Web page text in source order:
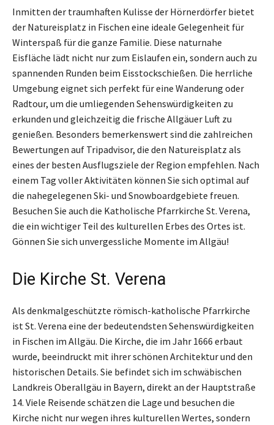
Inmitten der traumhaften Kulisse der Hörnerdörfer bietet
der Natureisplatz in Fischen eine ideale Gelegenheit für
Winterspaß für die ganze Familie. Diese naturnahe
Eisfläche lädt nicht nur zum Eislaufen ein, sondern auch zu
spannenden Runden beim Eisstockschießen. Die herrliche
Umgebung eignet sich perfekt für eine Wanderung oder
Radtour, um die umliegenden Sehenswürdigkeiten zu
erkunden und gleichzeitig die frische Allgäuer Luft zu
genießen. Besonders bemerkenswert sind die zahlreichen
Bewertungen auf Tripadvisor, die den Natureisplatz als
eines der besten Ausflugsziele der Region empfehlen. Nach
einem Tag voller Aktivitäten können Sie sich optimal auf
die nahegelegenen Ski- und Snowboardgebiete freuen.
Besuchen Sie auch die Katholische Pfarrkirche St. Verena,
die ein wichtiger Teil des kulturellen Erbes des Ortes ist.
Gönnen Sie sich unvergessliche Momente im Allgäu!
Die Kirche St. Verena
Als denkmalgeschützte römisch-katholische Pfarrkirche
ist St. Verena eine der bedeutendsten Sehenswürdigkeiten
in Fischen im Allgäu. Die Kirche, die im Jahr 1666 erbaut
wurde, beeindruckt mit ihrer schönen Architektur und den
historischen Details. Sie befindet sich im schwäbischen
Landkreis Oberallgäu in Bayern, direkt an der Hauptstraße
14. Viele Reisende schätzen die Lage und besuchen die
Kirche nicht nur wegen ihres kulturellen Wertes, sondern